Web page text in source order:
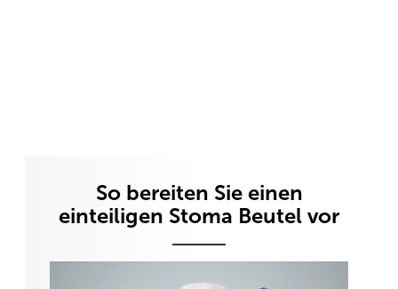
So bereiten Sie einen
einteiligen Stoma Beutel vor